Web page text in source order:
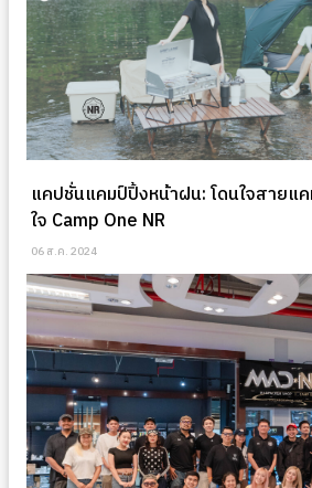
แคปชั่นแคมป์ปิ้งหน้าฝน: โดนใจสายแ
ใจ Camp One NR
06 ส.ค. 2024